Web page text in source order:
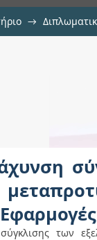
→
των
των